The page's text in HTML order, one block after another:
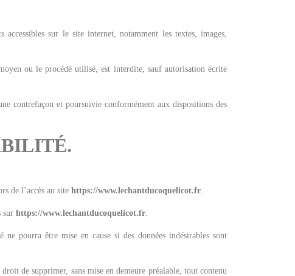
sur le site internet, notamment les textes, images,
ou le procédé utilisé, est interdite, sauf autorisation écrite
contrefaçon et poursuivie conformément aux dispositions des
de l’accès au site https://www.lechantducoquelicot.fr.
sur https://www.lechantducoquelicot.fr.
ne pourra être mise en cause si des données indésirables sont
de supprimer, sans mise en demeure préalable, tout contenu